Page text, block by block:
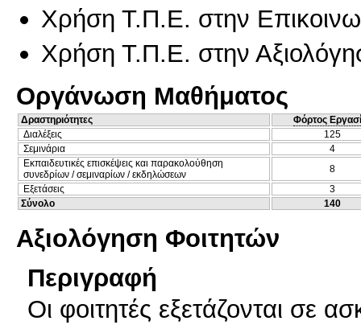
Χρήση Τ.Π.Ε. στην
Χρήση Τ.Π.Ε. στην
Οργάνωση Μαθήματος
Δραστηριότητες
Φόρτος
Διαλέξεις
125
Σεμινάρια
4
Εκπαιδευτικές επισκέψεις και παρακολούθηση
συνεδρίων / σεμιναρίων / εκδηλώσεων
8
Εξετάσεις
3
Σύνολο
140
Αξιολόγηση Φοιτητών
Περιγραφή
Οι φοιτητές εξετάζονται σε